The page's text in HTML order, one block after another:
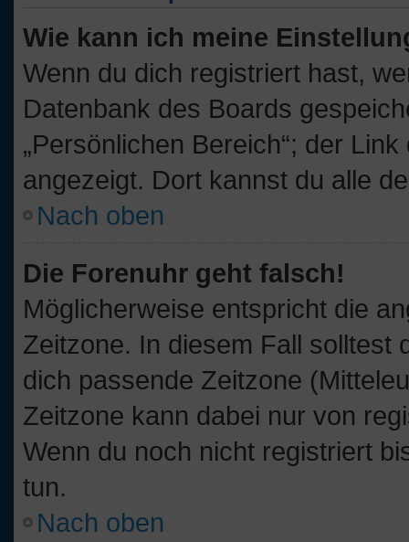
Wie kann ich meine
Wenn du dich registriert hast,
Datenbank des Boards
„Persönlichen Bereich“; der
angezeigt. Dort kannst du alle
Nach oben
Die Forenuhr geht falsch!
Möglicherweise entspricht die
Zeitzone. In diesem Fall solltest
dich passende Zeitzone
Zeitzone kann dabei nur von
Wenn du noch nicht registriert
tun.
Nach oben